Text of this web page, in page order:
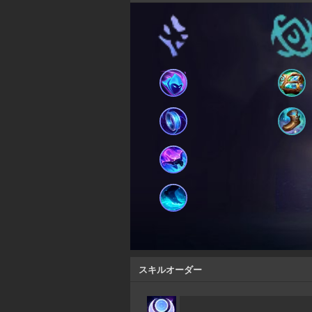
スキルオーダー